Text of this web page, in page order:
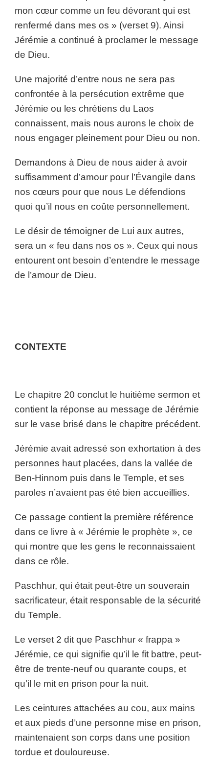
mon cœur comme un feu dévorant qui est
renfermé dans mes os » (verset 9). Ainsi
Jérémie a continué à proclamer le message
de Dieu.
Une majorité d’entre nous ne sera pas
confrontée à la persécution extrême que
Jérémie ou les chrétiens du Laos
connaissent, mais nous aurons le choix de
nous engager pleinement pour Dieu ou non.
Demandons à Dieu de nous aider à avoir
suffisamment d’amour pour l’Évangile dans
nos cœurs pour que nous Le défendions
quoi qu’il nous en coûte personnellement.
Le désir de témoigner de Lui aux autres,
sera un « feu dans nos os ». Ceux qui nous
entourent ont besoin d’entendre le message
de l’amour de Dieu.
CONTEXTE
Le chapitre 20 conclut le huitième sermon et
contient la réponse au message de Jérémie
sur le vase brisé dans le chapitre précédent.
Jérémie avait adressé son exhortation à des
personnes haut placées, dans la vallée de
Ben-Hinnom puis dans le Temple, et ses
paroles n’avaient pas été bien accueillies.
Ce passage contient la première référence
dans ce livre à « Jérémie le prophète », ce
qui montre que les gens le reconnaissaient
dans ce rôle.
Paschhur, qui était peut-être un souverain
sacrificateur, était responsable de la sécurité
du Temple.
Le verset 2 dit que Paschhur « frappa »
Jérémie, ce qui signifie qu’il le fit battre, peut-
être de trente-neuf ou quarante coups, et
qu’il le mit en prison pour la nuit.
Les ceintures attachées au cou, aux mains
et aux pieds d’une personne mise en prison,
maintenaient son corps dans une position
tordue et douloureuse.